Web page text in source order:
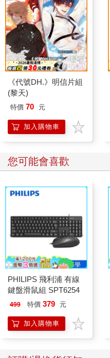
《代號DH.》明信片組
(黎天)
特價 70 元
加入購物車
您可能會喜歡
PHILIPS 飛利浦 有線
鍵盤滑鼠組 SPT6254
499 特價 379 元
加入購物車